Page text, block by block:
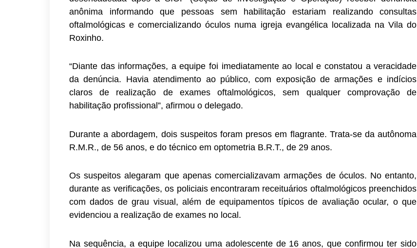
anônima informando que pessoas sem habilitação estariam realizando consultas
oftalmológicas e comercializando óculos numa igreja evangélica localizada na Vila do
Roxinho.
“Diante das informações, a equipe foi imediatamente ao local e constatou a veracidade
da denúncia. Havia atendimento ao público, com exposição de armações e indícios
claros de realização de exames oftalmológicos, sem qualquer comprovação de
habilitação profissional”, afirmou o delegado.
Durante a abordagem, dois suspeitos foram presos em flagrante. Trata-se da autônoma
R.M.R., de 56 anos, e do técnico em optometria B.R.T., de 29 anos.
Os suspeitos alegaram que apenas comercializavam armações de óculos. No entanto,
durante as verificações, os policiais encontraram receituários oftalmológicos preenchidos
com dados de grau visual, além de equipamentos típicos de avaliação ocular, o que
evidenciou a realização de exames no local.
Na sequência, a equipe localizou uma adolescente de 16 anos, que confirmou ter sido